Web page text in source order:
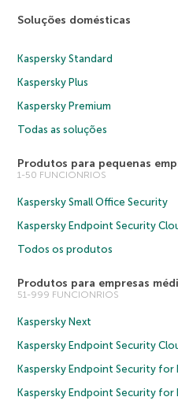
Soluções domésticas
Kaspersky Standard
Kaspersky Plus
Kaspersky Premium
Todas as soluções
Produtos para pequenas
1-50 FUNCIONRIOS
Kaspersky Small Office Security
Kaspersky Endpoint Security
Todos os produtos
Produtos para empresas
51-999 FUNCIONRIOS
Kaspersky Next
Kaspersky Endpoint Security
Kaspersky Endpoint Security for
Kaspersky Endpoint Security for